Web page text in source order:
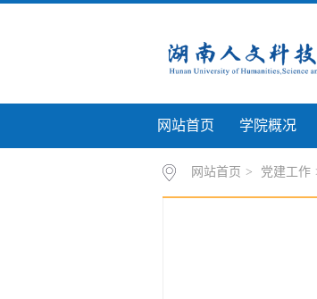
网站首页 学院概况
网站首页 > 党建工作